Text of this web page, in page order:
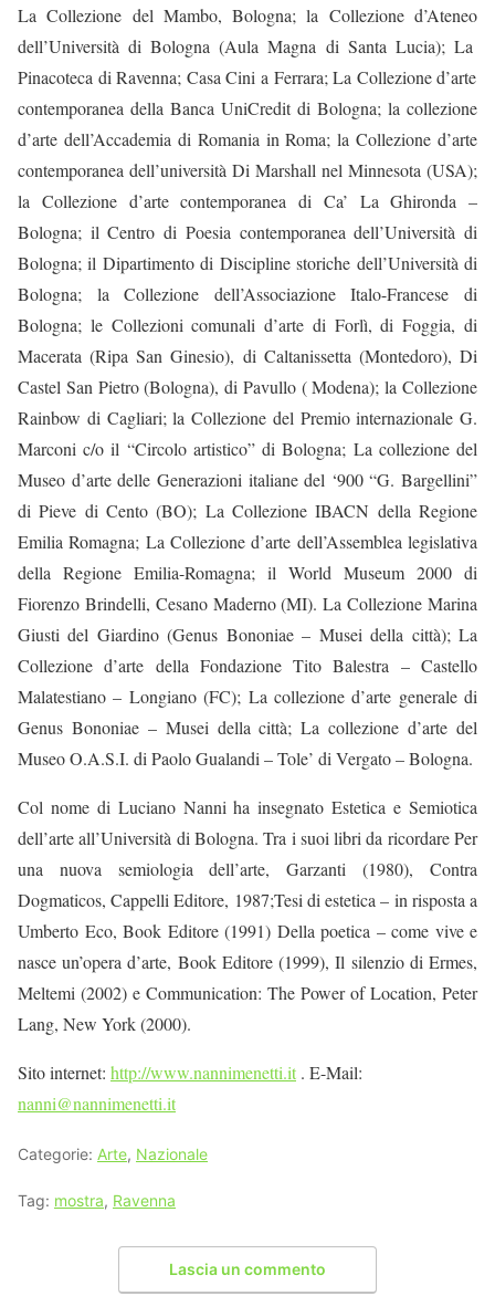
LaCollezione del Mambo, Bologna; la Collezione d’Ateneo
dell’Università di Bologna (Aula Magna di Santa Lucia); La
Pinacoteca di Ravenna; Casa Cini a Ferrara; La Collezione d’arte
contemporanea della Banca UniCredit di Bologna; la collezione
d’arte dell’Accademia di Romania in Roma; laCollezione d’arte
contemporanea dell’università Di Marshall nel Minnesota (USA);
la Collezione d’arte contemporanea di Ca’ La Ghironda –
Bologna; ilCentro di Poesia contemporaneadell’Università di
Bologna; il Dipartimento di Discipline storiche dell’Università di
Bologna; laCollezione dell’Associazione Italo-Francese di
Bologna; le Collezioni comunali d’arte di Forlì, di Foggia, di
Macerata (Ripa San Ginesio), di Caltanissetta (Montedoro), Di
Castel San Pietro (Bologna), di Pavullo ( Modena); la Collezione
Rainbow di Cagliari; la Collezione del Premio internazionale G.
Marconi c/o il “Circolo artistico” di Bologna; La collezione del
Museo d’arte delle Generazioni italiane del ‘900 “G. Bargellini”
di Pieve di Cento (BO); La Collezione IBACN della Regione
Emilia Romagna; La Collezione d’arte dell’Assemblea legislativa
della Regione Emilia-Romagna; il World Museum 2000 di
Fiorenzo Brindelli, Cesano Maderno (MI). La Collezione Marina
Giusti del Giardino(Genus Bononiae – Musei della città); La
Collezione d’arte della Fondazione Tito Balestra – Castello
Malatestiano – Longiano (FC); La collezione d’arte generaledi
Genus Bononiae – Musei della città; La collezione d’arte del
Museo O.A.S.I. di Paolo Gualandi – Tole’ di Vergato – Bologna.
Col nome di Luciano Nanni ha insegnato Estetica e Semiotica
dell’arte all’Università di Bologna. Tra i suoi libri da ricordarePer
una nuova semiologia dell’arte,Garzanti (1980),Contra
Dogmaticos, Cappelli Editore, 1987;Tesi di estetica – in risposta a
Umberto Eco, Book Editore (1991) Della poetica – come vive e
nasce un’opera d’arte, Book Editore (1999),Il silenzio di Ermes,
Meltemi (2002) e Communication: The Power of Location, Peter
Lang, New York (2000).
Sito internet: http://www.nannimenetti.it . E-Mail:
nanni@nannimenetti.it
Categorie: Arte, Nazionale
Tag: mostra, Ravenna
Lascia un commento